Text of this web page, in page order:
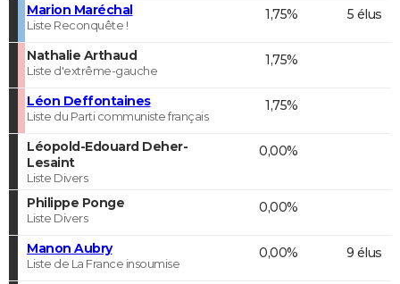
Marion Maréchal
Liste Reconquête !
1,75% 5 élus
Nathalie Arthaud
Liste d'extrême-gauche
1,75%
Léon Deffontaines
Liste du Parti communiste français
1,75%
Léopold-Edouard Deher-
Lesaint
Liste Divers
0,00%
Philippe Ponge
Liste Divers
0,00%
Manon Aubry
Liste de La France insoumise
0,00% 9 élus